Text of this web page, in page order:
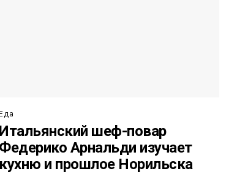
Еда
Итальянский шеф-повар
Федерико Арнальди изучает
кухню и прошлое Норильска